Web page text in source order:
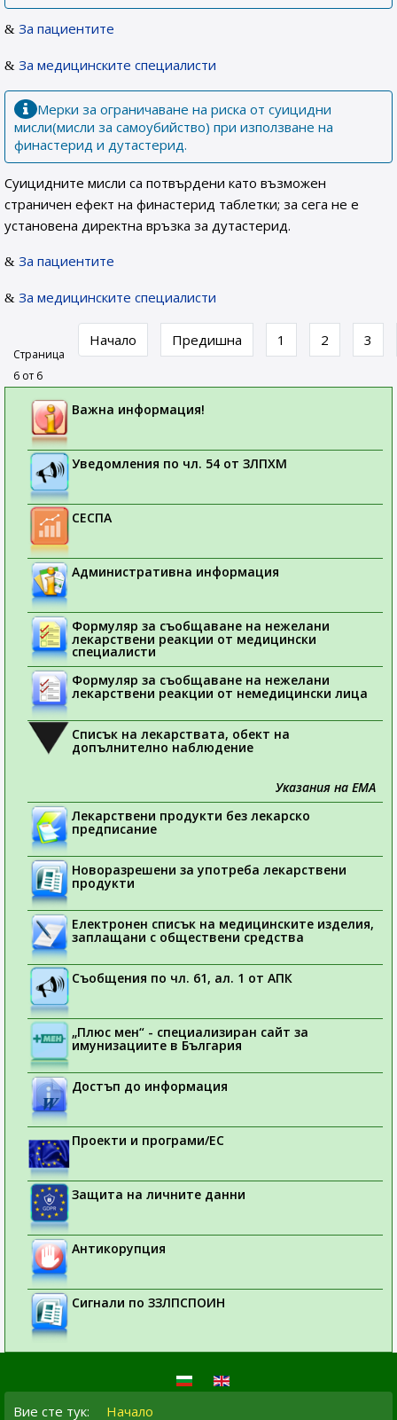
За пациентите
За медицинските специалисти
Мерки за ограничаване на риска от суицидни
мисли(мисли за самоубийство) при използване на
финастерид и дутастерид.
Суицидните мисли са потвърдени като възможен
страничен ефект на финастерид таблетки; за сега не е
установена директна връзка за дутастерид.
За пациентите
За медицинските специалисти
Страница
6 от 6
Начало Предишна 1 2 3
Важна информация!
Уведомления по чл. 54 от ЗЛПХМ
СЕСПА
Административна информация
Формуляр за съобщаване на нежелани
лекарствени реакции от медицински
специалисти
Формуляр за съобщаване на нежелани
лекарствени реакции от немедицински лица
Списък на лекарствата, обект на
допълнително наблюдение
Указания на ЕМА
Лекарствени продукти без лекарско
предписание
Новоразрешени за употреба лекарствени
продукти
Електронен списък на медицинските изделия,
заплащани с обществени средства
Съобщения по чл. 61, ал. 1 от АПК
„Плюс мен“ - специализиран сайт за
имунизациите в България
Достъп до информация
Проекти и програми/ЕС
Защита на личните данни
Антикорупция
Сигнали по ЗЗЛПСПОИН
Вие сте тук: Начало